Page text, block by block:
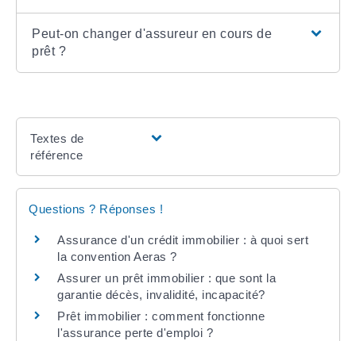
Peut-on changer d'assureur en cours de
prêt ?
Textes de
référence
Questions ? Réponses !
Assurance d'un crédit immobilier : à quoi sert
la convention Aeras ?
Assurer un prêt immobilier : que sont la
garantie décès, invalidité, incapacité?
Prêt immobilier : comment fonctionne
l'assurance perte d'emploi ?